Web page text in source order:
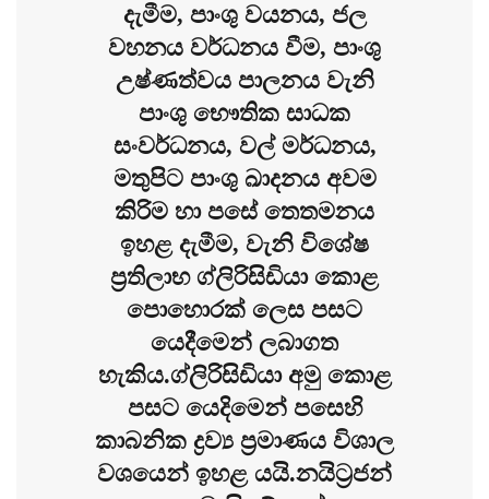
දැමීම, පාංශු වයනය, ජල
වහනය වර්ධනය වීම, පාංශු
උෂ්ණත්වය පාලනය වැනි
පාංශු භෞතික සාධක
සංවර්ධනය, වල් මර්ධනය,
මතුපිට පාංශු ඛාදනය අවම
කිරිම හා පසේ තෙතමනය
ඉහළ දැමීම, වැනි විශේෂ
ප්‍රතිලාභ ග්ලිරිසිඩියා කොළ
පොහොරක් ලෙස පසට
යෙදීමෙන් ලබාගත
හැකිය.ග්ලිරිසිඩියා අමු කොළ
පසට යෙදිමෙන් පසෙහි
කාබනික ද්‍රව්‍ය ප්‍රමාණය විශාල
වශයෙන් ඉහළ යයි.නයිට්‍රජන්